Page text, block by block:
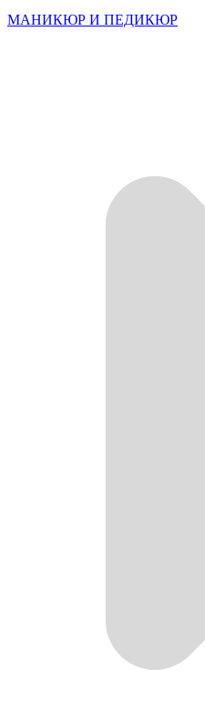
МАНИКЮР И ПЕДИКЮР